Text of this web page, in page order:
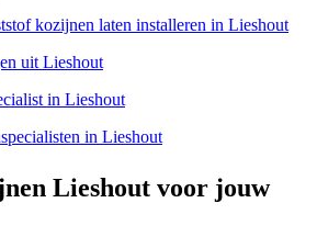
kozijnen laten installeren in Lieshout
uit Lieshout
in Lieshout
in Lieshout
Lieshout voor jouw